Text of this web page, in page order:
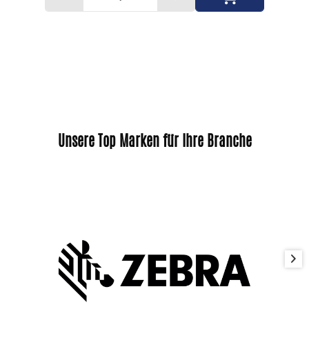
Unsere Top Marken für Ihre Branche